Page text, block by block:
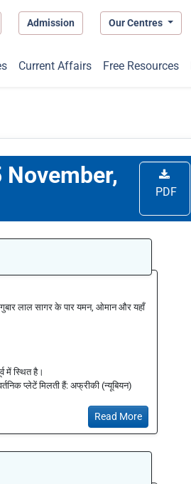
Admission Our Centres
Current Affairs Free Resources
PDF
लाल सागर के पार यमन, ओमान और यहाँ
में स्थित है।
प्लेटें मिलती हैं: अफ्रीकी (न्यूबियन)
Read More